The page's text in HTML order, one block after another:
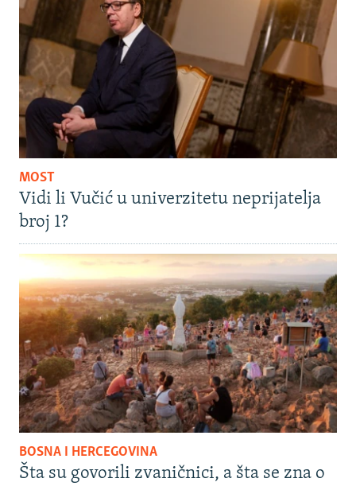
MOST
Vidi li Vučić u univerzitetu neprijatelja
broj 1?
BOSNA I HERCEGOVINA
Šta su govorili zvaničnici, a šta se zna o